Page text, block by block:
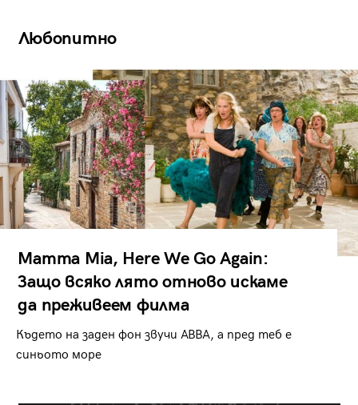
Любопитно
Mamma Mia, Here We Go Again:
Защо всяко лято отново искаме
да преживеем филма
Където на заден фон звучи ABBA, а пред теб е
синьото море